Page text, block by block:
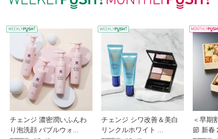
WEEKLY PUSH
チェンジ 濃密潤いふんわ
り泡洗顔 バブルウォ...
チェンジ シワ改善＆美白
リンクルホワイト ...
＜早期
節 新春